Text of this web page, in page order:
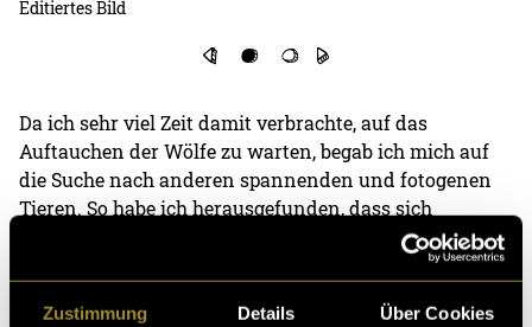
Zustimmung Details Über Cookies
Editiertes Bild
Da ich sehr viel Zeit damit verbrachte, auf das
Auftauchen der Wölfe zu warten, begab ich mich auf
die Suche nach anderen spannenden und fotogenen
Tieren. So habe ich herausgefunden, dass sich
beispielsweise Robben sehr gerne ins Blitzlicht werfen.
Im grossen Wasserpool des Tierparks zeigten die
Wasser. Das Bearbeiten von Wasser hat sich dann